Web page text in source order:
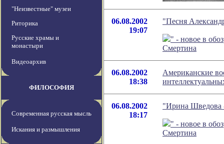
"Неизвестные" музеи
Риторика
Русские храмы и
монастыри
Видеоархив
ФИЛОСОФИЯ
Современная русская мысль
Искания и размышления
06.08.2002
19:07
"Песня
" - новое в
Смертина
06.08.2002
18:38
Американские
06.08.2002
18:17
"Ирина Шведова
" - новое в
Смертина